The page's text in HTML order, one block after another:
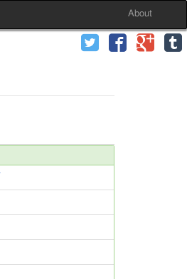
About